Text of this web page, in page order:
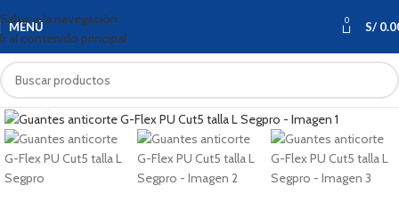
Saltar a la navegación
Ir al contenido principal
MENÚ 0 S/
Haga clic para ampliar